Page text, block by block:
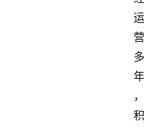
运
营
多
年
，
积